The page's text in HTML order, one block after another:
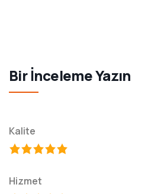
Bir İnceleme Yazın
Kalite
Hizmet